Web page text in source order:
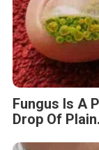
Fungus Is A
Drop Of